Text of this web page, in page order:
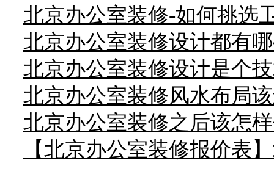
北京办公室装修-如何挑选
北京办公室装修设计都有
北京办公室装修设计是个
北京办公室装修风水布局
北京办公室装修之后该怎
【北京办公室装修报价表